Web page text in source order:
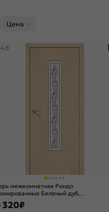
Цена
межкомнатная Рондо
Беленый дуб,
сатинат белый
каркасно-щитовая
4,8
320₽